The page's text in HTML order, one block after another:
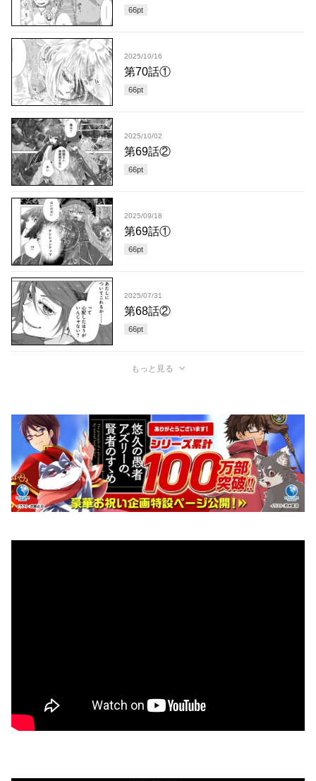
66pt
2025/10/16
第70話①
66pt
2025/10/02
第69話②
66pt
2025/09/18
第69話①
66pt
2025/07/31
第68話②
66pt
もっと見る